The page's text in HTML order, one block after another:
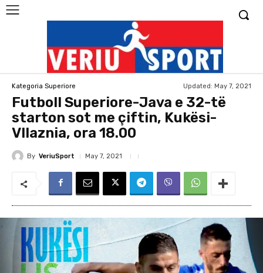
Kategoria Superiore Updated: May 7, 2021
Futboll Superiore-Java e 32-të
starton sot me çiftin, Kukësi-
Vllaznia, ora 18.00
By VeriuSport May 7, 2021